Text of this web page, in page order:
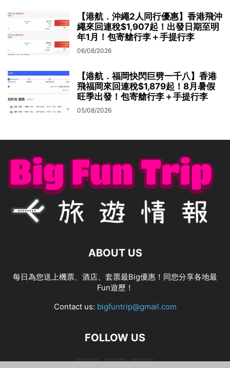
【港航．沖繩2人同行優惠】香港飛沖
繩來回連稅$1,907起！出發日期至明
年1月！包寄艙行李＋手提行李
06/08/2026
【港航．福岡快閃巨劈一千八】香港
飛福岡來回連稅$1,879起！8月暑假
旺季出發！包寄艙行李＋手提行李
05/08/2026
ABOUT US
每日為您送上機票、酒店、套票最Big優惠！同您分享各地最
Fun遊歷！
Contact us: bigfuntrip@gmail.com
FOLLOW US